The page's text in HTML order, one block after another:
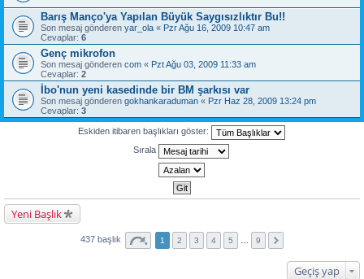
Barış Manço'ya Yapılan Büyük Saygısızlıktır Bu!!
Son mesaj gönderen yar_ola « Pzr Ağu 16, 2009 10:47 am
Cevaplar: 6
Genç mikrofon
Son mesaj gönderen com « Pzt Ağu 03, 2009 11:33 am
Cevaplar: 2
İbo'nun yeni kasedinde bir BM şarkısı var
Son mesaj gönderen gokhankaraduman « Pzr Haz 28, 2009 13:24 pm
Cevaplar: 3
Eskiden itibaren başlıkları göster:
Sırala
Yeni Başlık
437 başlık 1 2 3 4 5 9
Geçiş yap